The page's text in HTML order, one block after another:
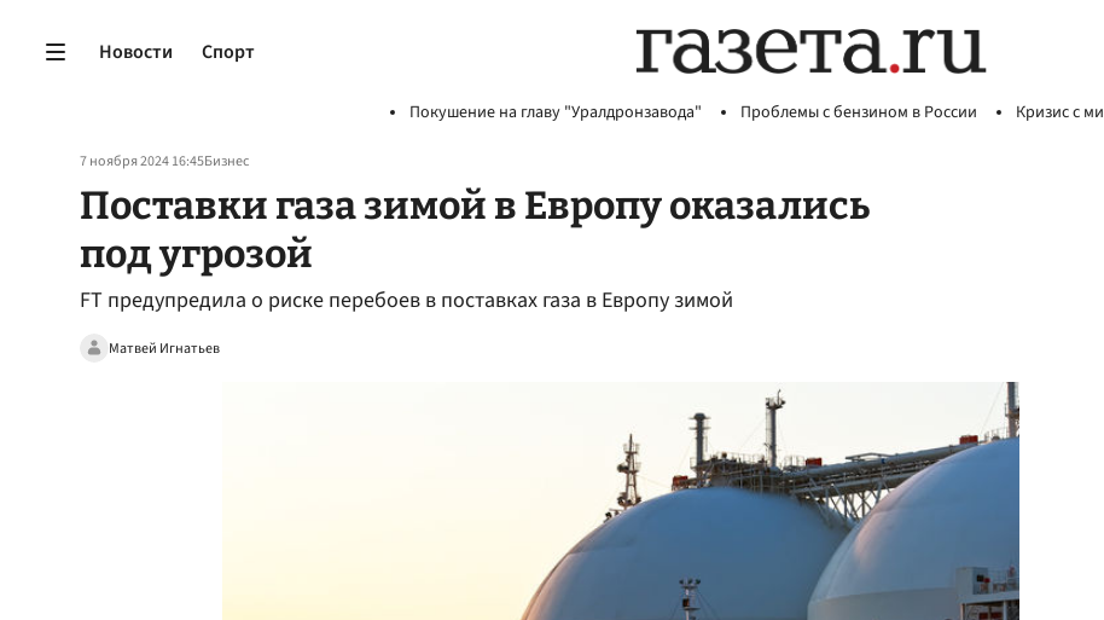
Новости Спорт
Покушение на главу "Уралдронзавода" Проблемы с бензином в России Кризис с
7 ноября 2024 16:45Бизнес
Поставки газа зимой в Европу оказались
под угрозой
FT предупредила о риске перебоев в поставках газа в Европу зимой
Матвей Игнатьев